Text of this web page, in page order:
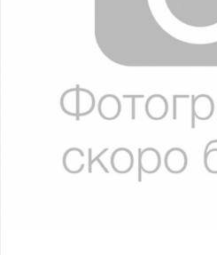
Автохолодильник